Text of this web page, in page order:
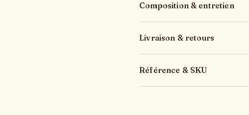
Composition & entretien
Livraison & retours
Référence & SKU